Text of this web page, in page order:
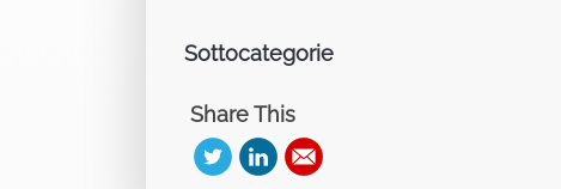
Sottocategorie
Share This